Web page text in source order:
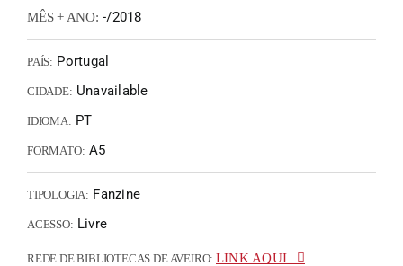
MÊS + ANO: -/2018
PAÍS: Portugal
CIDADE: Unavailable
IDIOMA: PT
FORMATO: A5
TIPOLOGIA: Fanzine
ACESSO: Livre
REDE DE BIBLIOTECAS DE AVEIRO: LINK AQUI